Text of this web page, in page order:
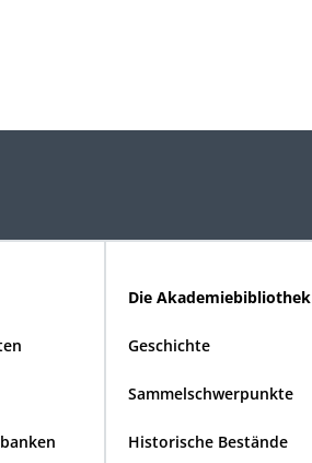
Die Akademiebibliothek
Geschichte
Sammelschwerpunkte
Historische Bestände